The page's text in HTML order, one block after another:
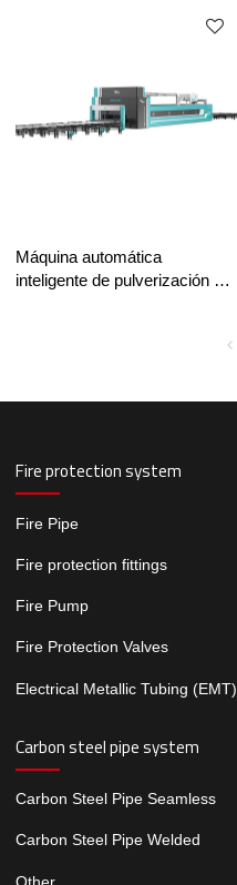
Máquina automática
inteligente de pulverización y
Fire protection system
Fire Pipe
Fire protection fittings
Fire Pump
Fire Protection Valves
Electrical Metallic Tubing (EMT)
Carbon steel pipe system
Carbon Steel Pipe Seamless
Carbon Steel Pipe Welded
Other